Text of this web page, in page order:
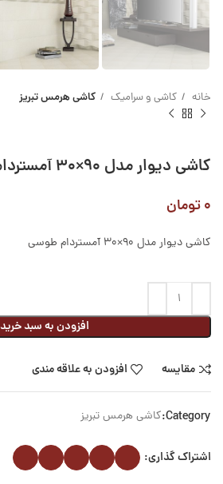
خانه کاشی و سرامیک کاشی هرمس تبریز
کاشی دیوار مدل ۹۰×۳۰ آمستردام
۰تومان
کاشی دیوار مدل 90×30 آمستردام طوسی
افزودن به سبد خرید
مقایسه افزودن به علاقه مندی
Category: کاشی هرمس تبریز
اشتراک گذاری: